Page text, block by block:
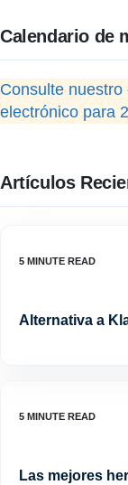
Calendario de
Consulte
electrónico para
Artículos
Alternativa a
Las mejores